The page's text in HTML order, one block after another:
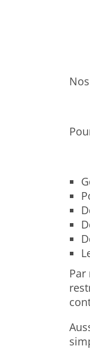
Par